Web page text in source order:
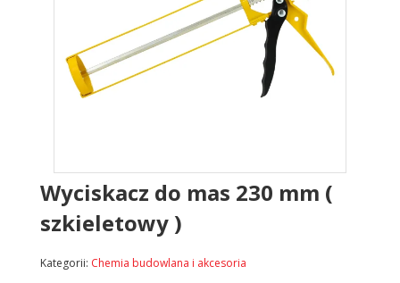
Wyciskacz do mas 230 mm (
szkieletowy )
Kategorii: Chemia budowlana i akcesoria